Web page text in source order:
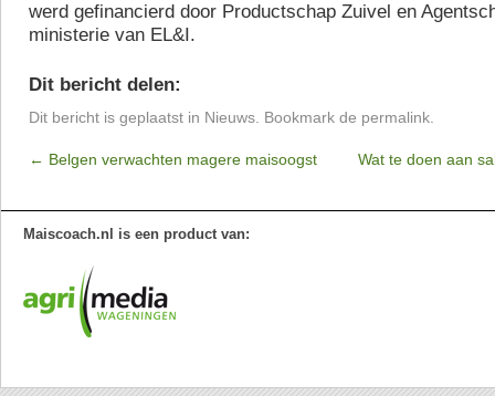
werd gefinancierd door Productschap Zuivel en
ministerie van EL&I.
Dit bericht delen:
Dit bericht is geplaatst in Nieuws . Bookmark de permalink
← Belgen verwachten magere maisoogst Wat te doen aan
Maiscoach.nl is een product van: